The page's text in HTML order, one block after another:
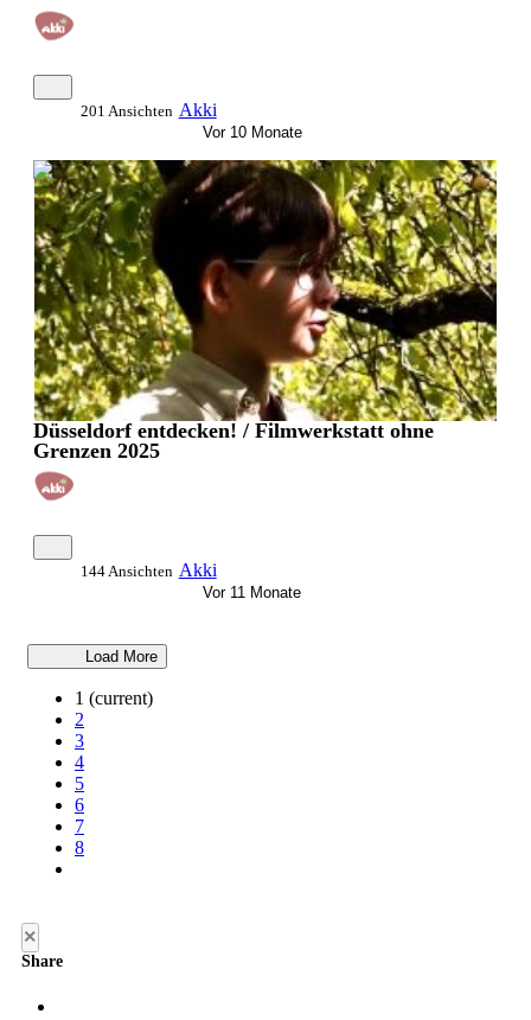
201 Ansichten Akki
Vor 10 Monate
0:20:15
Düsseldorf entdecken! / Filmwerkstatt ohne
Grenzen 2025
144 Ansichten Akki
Vor 11 Monate
Load More
1 (current)
2
3
4
5
6
7
8
×
Share